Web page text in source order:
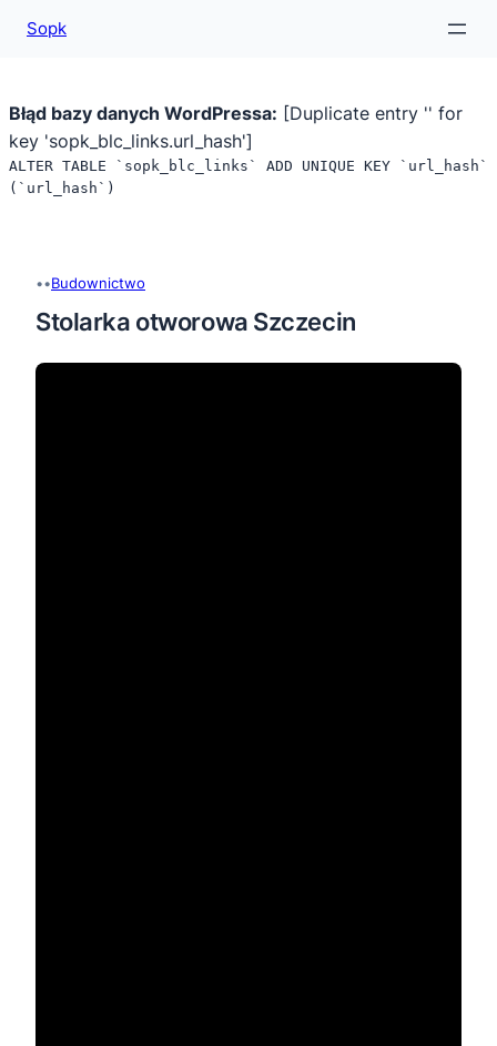
Błąd bazy danych WordPressa: [Duplicate entry '' for
key 'sopk_blc_links.url_hash']
ALTER TABLE `sopk_blc_links` ADD UNIQUE KEY `url_hash`
(`url_hash`)
treści
Sopk
••Budownictwo
Stolarka otworowa Szczecin